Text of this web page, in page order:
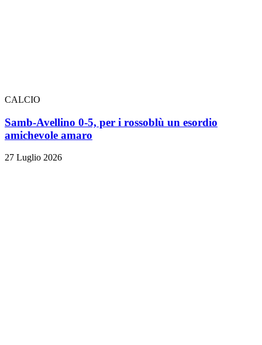
CALCIO
Samb-Avellino 0-5, per i rossoblù un esordio
amichevole amaro
27 Luglio 2026